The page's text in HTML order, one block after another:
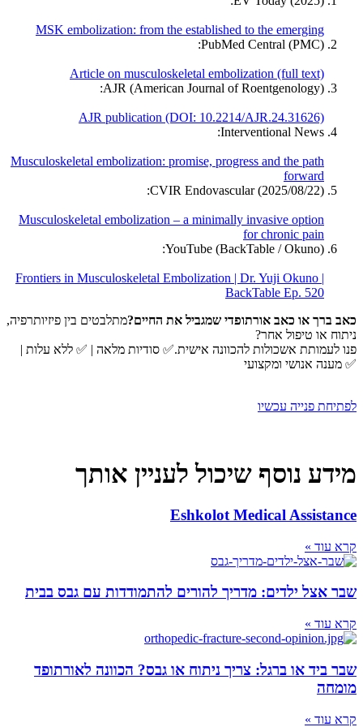
MSK embolization: from the established to the emerging
PubMed Central (PMC):
Article on musculoskeletal embolization (full text)
AJR (American Journal of Roentgenology):
AJR publication (DOI: 10.2214/AJR.24.31626)
Interventional News:
Musculoskeletal embolization: promise, progress and the path
forward
CVIR Endovascular (2025/08/22):
Musculoskeletal embolization – a minimally invasive option
for chronic pain
YouTube (BackTable / Okuno):
Frontiers in Musculoskeletal Embolization | Dr. Yuji Okuno |
BackTable Ep. 520
כאב ברך או כאב אורתופדי שמגביל את החיים?מתלבטים בין פיזיותרפיה,
ניתוח או טיפול אחר?
פנו לעמותת אשכולות להכוונה אישית.✅ סודיות מלאה | ✅ ללא עלות |
✅ מענה אנושי ומקצועי
לפתיחת פנייה עכשיו
מידע נוסף שיכול לעניין אותך
Eshkolot Medical Assistance
קרא עוד »
שבר אצל ילדים: מדריך להורים להתמודדות עם גבס בבית
קרא עוד »
שבר ביד או ברגל: צריך ניתוח או גבס? הכוונה לאורתופד
מומחה
קרא עוד »